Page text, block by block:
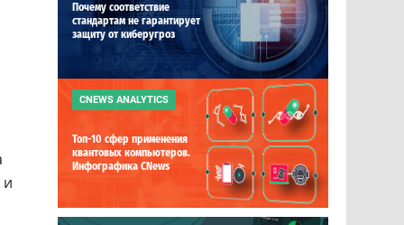
и
Почему соответствие
стандартам не гарантирует
защиту от киберугроз
CNEWS ANALYTICS
Топ-10 сфер применения
квантовых компьютеров.
Инфографика CNews